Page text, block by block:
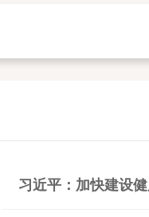
习近平：加快建设